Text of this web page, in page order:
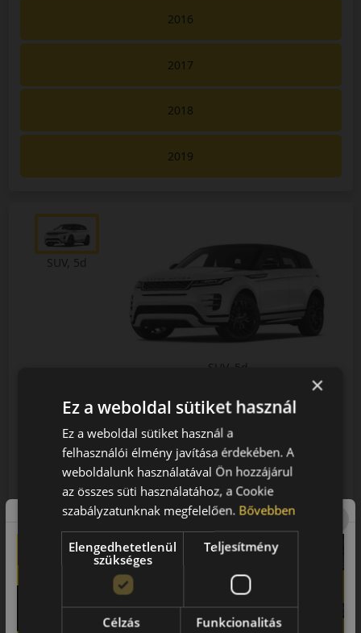
2016
2017
2018
2019
SUV, 5d
SUV, 5d
Land-rover RANGE-ROVER-
EVOQUE II (L551) (2018-2023)
2018
2020
×
Ez a weboldal sütiket használ
Ez a weboldal sütiket használ a
felhasználói élmény javítása érdekében. A
weboldalunk használatával Ön hozzájárul
az összes süti használatához, a Cookie
szabályzatunknak megfelelően. Bővebben
Elengedhetetlenül
szükséges
Teljesítmény
Célzás Funkcionalitás